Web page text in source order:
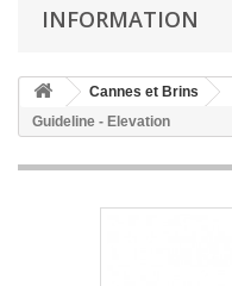
INFORMATION
Cannes et Brins
Guideline - Elevation